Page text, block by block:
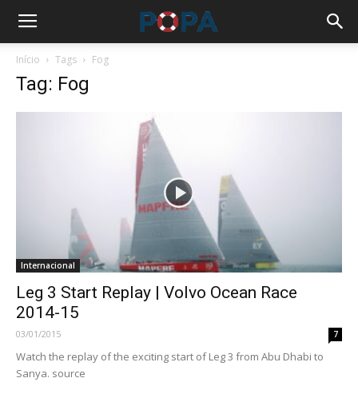
Início Tags Fog
Tag: Fog
Internacional
Leg 3 Start Replay | Volvo Ocean Race
2014-15
03/01/2015 7
Watch the replay of the exciting start of Leg 3 from Abu Dhabi to
Sanya. source